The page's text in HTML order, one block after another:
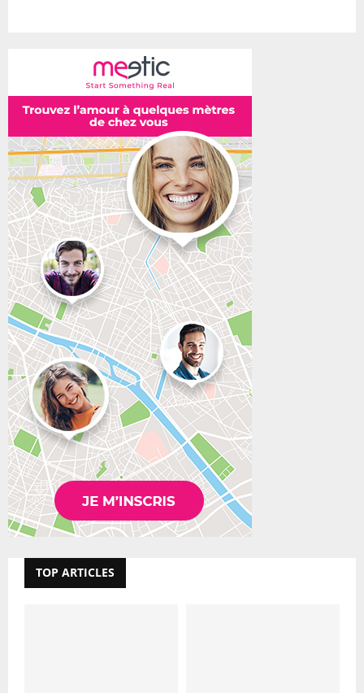
TOP ARTICLES